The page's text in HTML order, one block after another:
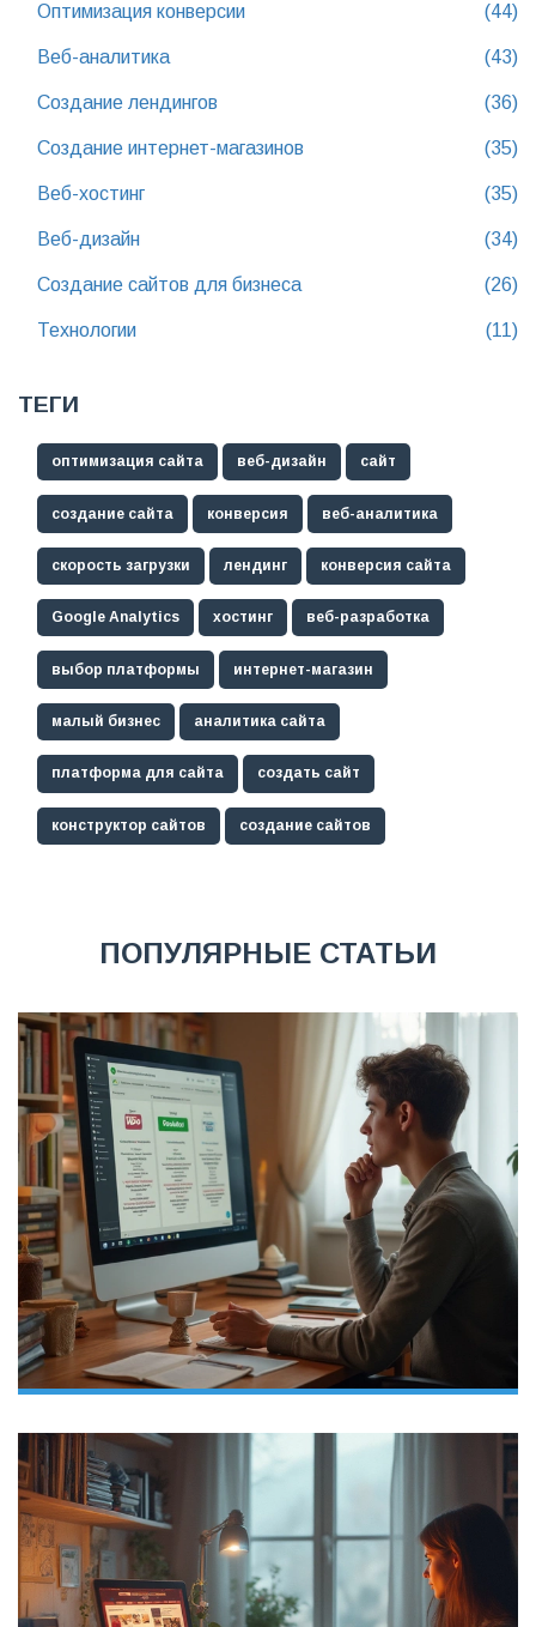
Оптимизация конверсии (44)
Веб-аналитика (43)
Создание лендингов (36)
Создание интернет-магазинов (35)
Веб-хостинг (35)
Веб-дизайн (34)
Создание сайтов для бизнеса (26)
Технологии (11)
ТЕГИ
оптимизация сайта веб-дизайн сайт
создание сайта конверсия веб-аналитика
скорость загрузки лендинг конверсия сайта
Google Analytics хостинг веб-разработка
выбор платформы интернет-магазин
малый бизнес аналитика сайта
платформа для сайта создать сайт
конструктор сайтов создание сайтов
ПОПУЛЯРНЫЕ СТАТЬИ